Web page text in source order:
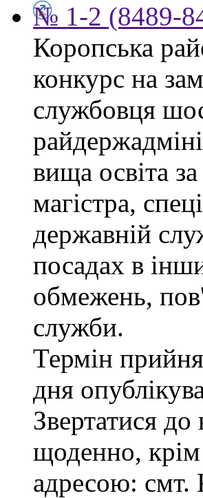
№ 1-2 (8489-
Коропська
конкурс на
службовця
вища освіта
магістра,
державній
посадах в
обмежень,
служби.
Термін
дня
Звертатися до
щоденно,
адресою: смт.